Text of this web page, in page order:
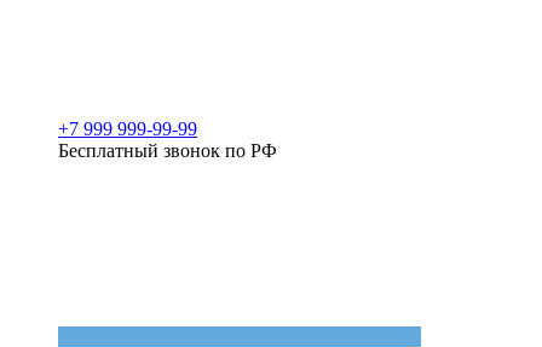
+7 999 999-99-99
Бесплатный звонок по РФ